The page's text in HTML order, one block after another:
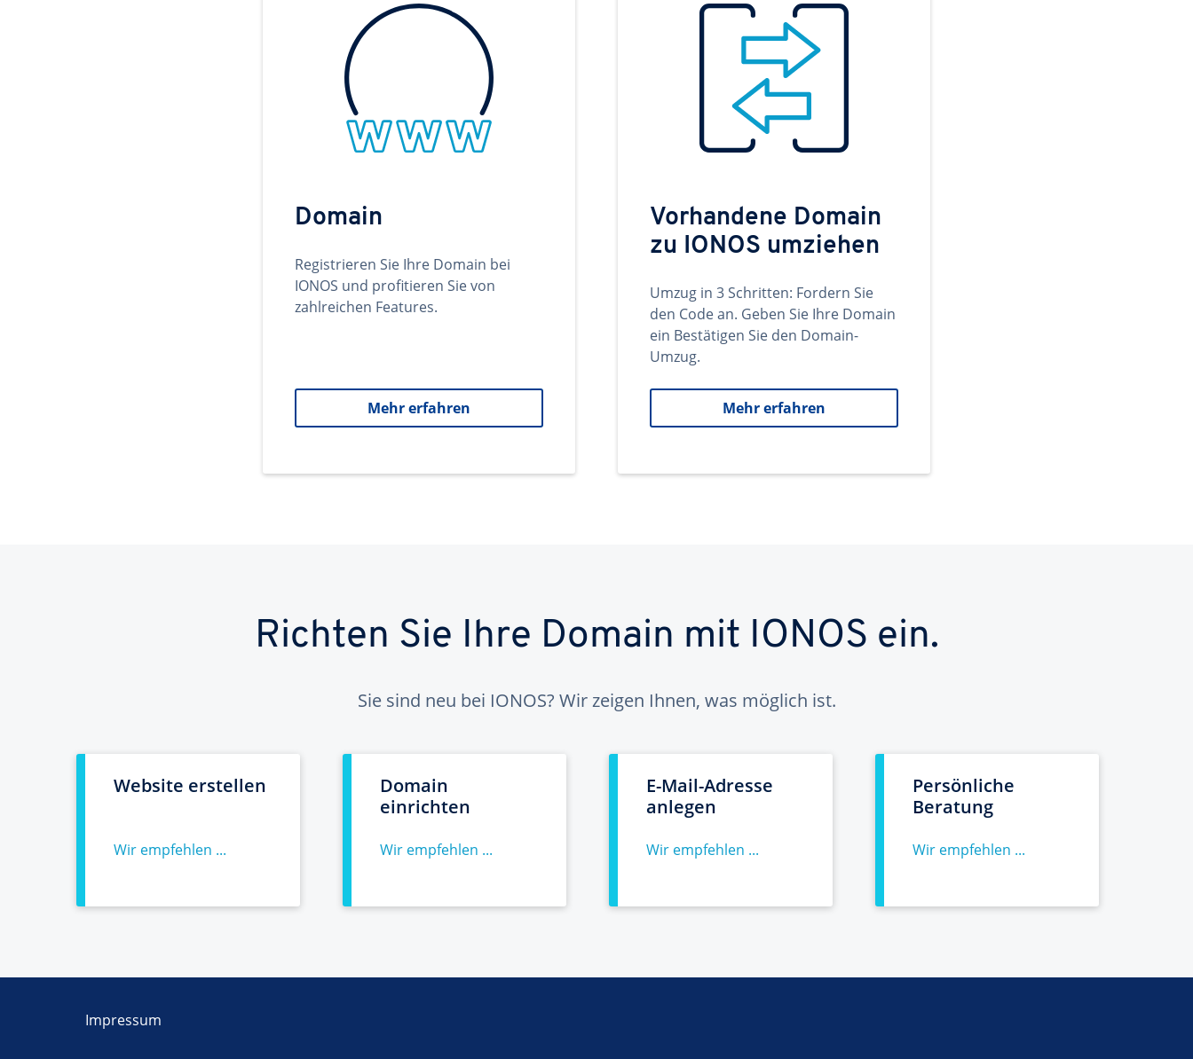
Domain
Registrieren Sie Ihre Domain bei
IONOS und profitieren Sie von
zahlreichen Features.
Mehr erfahren
Vorhandene Domain
zu IONOS umziehen
Umzug in 3 Schritten: Fordern Sie
den Code an. Geben Sie Ihre Domain
ein Bestätigen Sie den Domain-
Umzug.
Mehr erfahren
Richten Sie Ihre Domain mit IONOS ein.
Sie sind neu bei IONOS? Wir zeigen Ihnen, was möglich ist.
Website erstellen
Wir empfehlen ...
Domain
einrichten
Wir empfehlen ...
E-Mail-Adresse
anlegen
Wir empfehlen ...
Persönliche
Beratung
Wir empfehlen ...
Impressum